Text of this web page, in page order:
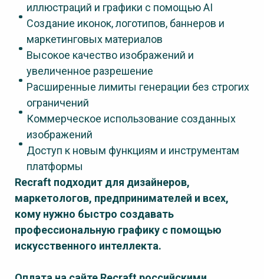
иллюстраций и графики с помощью AI
Создание иконок, логотипов, баннеров и
маркетинговых материалов
Высокое качество изображений и
увеличенное разрешение
Расширенные лимиты генерации без строгих
ограничений
Коммерческое использование созданных
изображений
Доступ к новым функциям и инструментам
платформы
Recraft подходит для дизайнеров,
маркетологов, предпринимателей и всех,
кому нужно быстро создавать
профессиональную графику с помощью
искусственного интеллекта.